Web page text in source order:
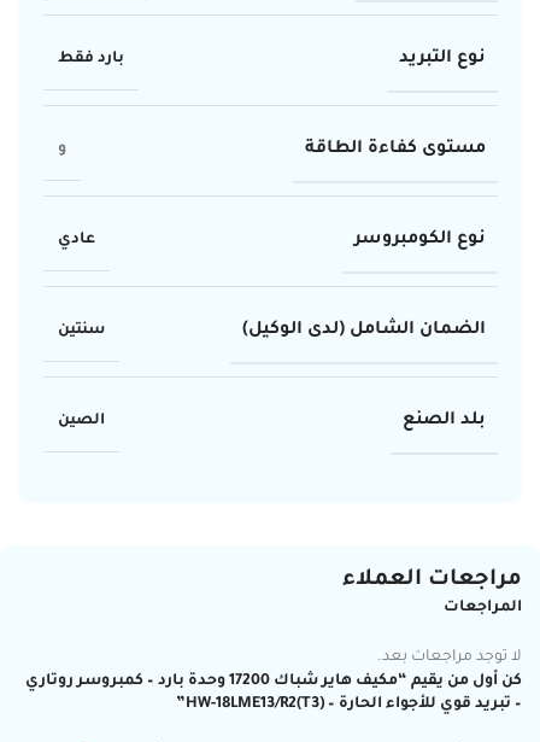
نوع التبريد بارد فقط
مستوى كفاءة الطاقة و
نوع الكومبروسر عادي
الضمان الشامل (لدى الوكيل) سنتين
بلد الصنع الصين
مراجعات العملاء
المراجعات
لا توجد مراجعات بعد.
كن أول من يقيم “مكيف هاير شباك 17200 وحدة بارد – كمبروسر روتاري
– تبريد قوي للأجواء الحارة – HW-18LME13/R2(T3)”